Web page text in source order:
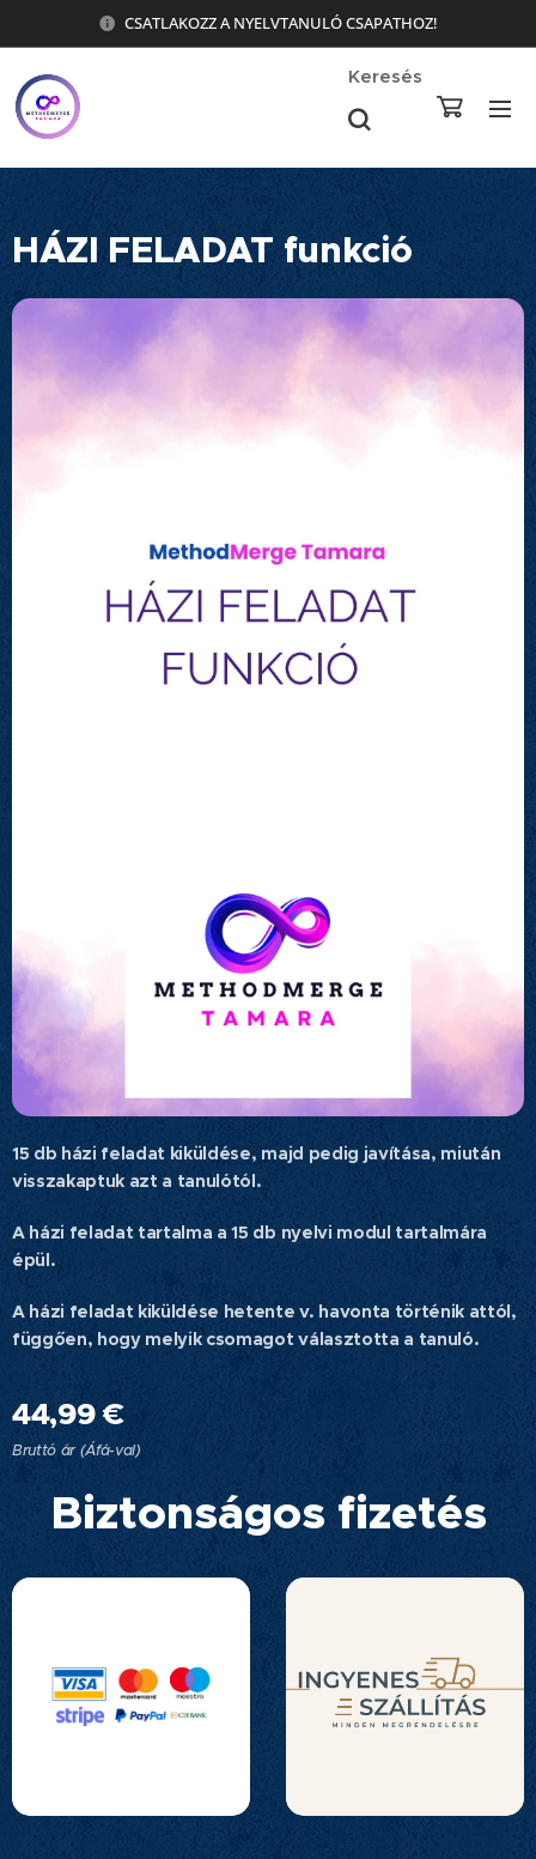
CSATLAKOZZ A NYELVTANULÓ CSAPATHOZ!
Keresés
HÁZI FELADAT funkció
15 db házi feladat kiküldése, majd pedig javítása, miután
visszakaptuk azt a tanulótól.
A házi feladat tartalma a 15 db nyelvi modul tartalmára
épül.
A házi feladat kiküldése hetente v. havonta történik attól,
függően, hogy melyik csomagot választotta a tanuló.
44,99€
Bruttó ár (Áfá-val)
Biztonságos fizetés